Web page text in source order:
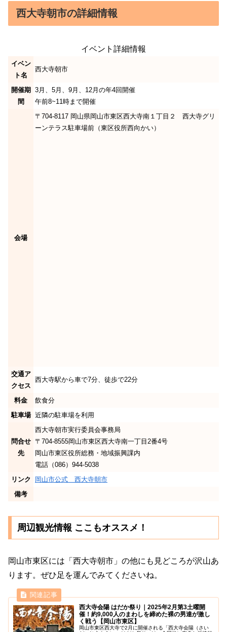
西大寺朝市の詳細情報
イベント詳細情報
イベン
ト名
西大寺朝市
開催期
間
3月、5月、9月、12月の年4回開催
午前8~11時まで開催
会場
〒704-8117 岡山県岡山市東区西大寺南１丁目２ 西大寺グリ
ーンテラス駐車場前（東区役所西向かい）
交通ア
クセス
西大寺駅から車で7分、徒歩で22分
料金
飲食分
駐車場 近隣の駐車場を利用
問合せ
先
西大寺朝市実行委員会事務局
〒704-8555岡山市東区西大寺南一丁目2番4号
岡山市東区役所総務・地域振興課内
電話（086）944-5038
リンク
岡山市公式 西大寺朝市
備考
周辺観光情報 ここもオススメ！
岡山市東区には「西大寺朝市」の他にも見どころが沢山あ
ります。ぜひ足を運んでみてくださいね。
西大寺会陽 はだか祭り｜2025年2月第3土曜開
催！約9,000人のまわしを締めた裸の男達が激し
く戦う【岡山市東区】
岡山市東区西大寺で2月に開催される「西大寺会陽（さい